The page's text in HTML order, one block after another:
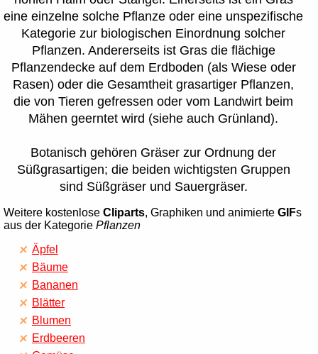
eine einzelne solche Pflanze oder eine unspezifische
Kategorie zur biologischen Einordnung solcher
Pflanzen. Andererseits ist Gras die flächige
Pflanzendecke auf dem Erdboden (als Wiese oder
Rasen) oder die Gesamtheit grasartiger Pflanzen,
die von Tieren gefressen oder vom Landwirt beim
Mähen geerntet wird (siehe auch Grünland).
Botanisch gehören Gräser zur Ordnung der
Süßgrasartigen; die beiden wichtigsten Gruppen
sind Süßgräser und Sauergräser.
Weitere kostenlose Cliparts, Graphiken und animierte GIFs
aus der Kategorie Pflanzen
Äpfel
Bäume
Bananen
Blätter
Blumen
Erdbeeren